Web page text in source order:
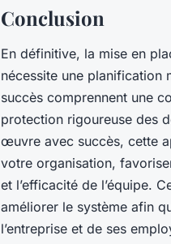
Conclusion
En définitive, la mise en
nécessite une planification
succès comprennent une
protection rigoureuse des
œuvre avec succès, cette
votre organisation,
et l’efficacité de l’équipe.
améliorer le système afin
l’entreprise et de ses